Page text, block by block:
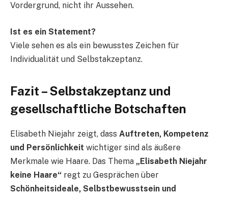
Vordergrund, nicht ihr Aussehen.
Ist es ein Statement?
Viele sehen es als ein bewusstes Zeichen für
Individualität und Selbstakzeptanz.
Fazit – Selbstakzeptanz und
gesellschaftliche Botschaften
Elisabeth Niejahr zeigt, dass Auftreten, Kompetenz
und Persönlichkeit wichtiger sind als äußere
Merkmale wie Haare. Das Thema „Elisabeth Niejahr
keine Haare“ regt zu Gesprächen über
Schönheitsideale, Selbstbewusstsein und